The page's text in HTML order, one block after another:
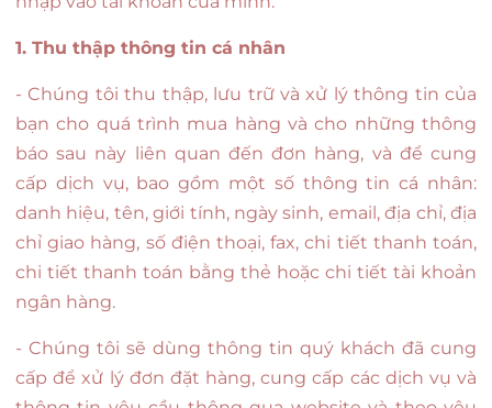
1. Thu thập thông tin cá nhân
- Chúng tôi thu thập, lưu trữ và xử lý thông tin của
bạn cho quá trình mua hàng và cho những thông
báo sau này liên quan đến đơn hàng, và để cung
cấp dịch vụ, bao gồm một số thông tin cá nhân:
danh hiệu, tên, giới tính, ngày sinh, email, địa chỉ, địa
chỉ giao hàng, số điện thoại, fax, chi tiết thanh toán,
chi tiết thanh toán bằng thẻ hoặc chi tiết tài khoản
ngân hàng.
- Chúng tôi sẽ dùng thông tin quý khách đã cung
cấp để xử lý đơn đặt hàng, cung cấp các dịch vụ và